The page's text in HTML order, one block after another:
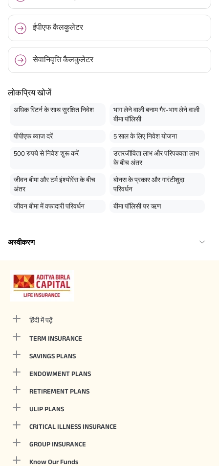
ईपीएफ कैलकुलेटर
सेवानिवृत्ति कैलकुलेटर
लोकप्रिय खोजें
अधिक रिटर्न के साथ सुरक्षित निवेश
भाग लेने वाली बनाम गैर-भाग लेने वाली
बीमा पॉलिसी
पीपीएफ ब्याज दरें 5 साल के लिए निवेश योजना
500 रुपये से निवेश शुरू करें
उत्तरजीविता लाभ और परिपक्वता लाभ
के बीच अंतर
जीवन बीमा और टर्म इंश्योरेंस के बीच
अंतर
बोनस के प्रकार और गारंटीशुदा
परिवर्धन
जीवन बीमा में वफादारी परिवर्धन बीमा पॉलिसी पर ऋण
अस्वीकरण
हिंदी में पढ़ें
TERM INSURANCE
SAVINGS PLANS
ENDOWMENT PLANS
RETIREMENT PLANS
ULIP PLANS
CRITICAL ILLNESS INSURANCE
GROUP INSURANCE
Know Our Funds